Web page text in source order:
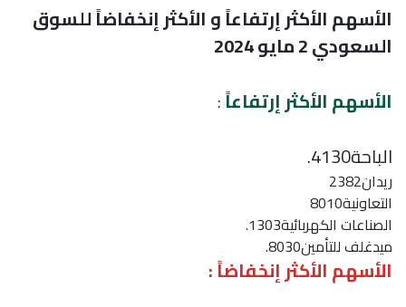
الأسهم الأكثر إرتفاعاً و الأكثر إنخفاضاً للسوق
السعودي 2 مايو 2024
الأسهم الأكثر إرتفاعاً:
الباحة4130.
ريدان2382
التعاونية8010
الصناعات الكهربائية1303.
ميدغلف للتأمين8030.
الأسهم الأكثر إنخفاضاً :